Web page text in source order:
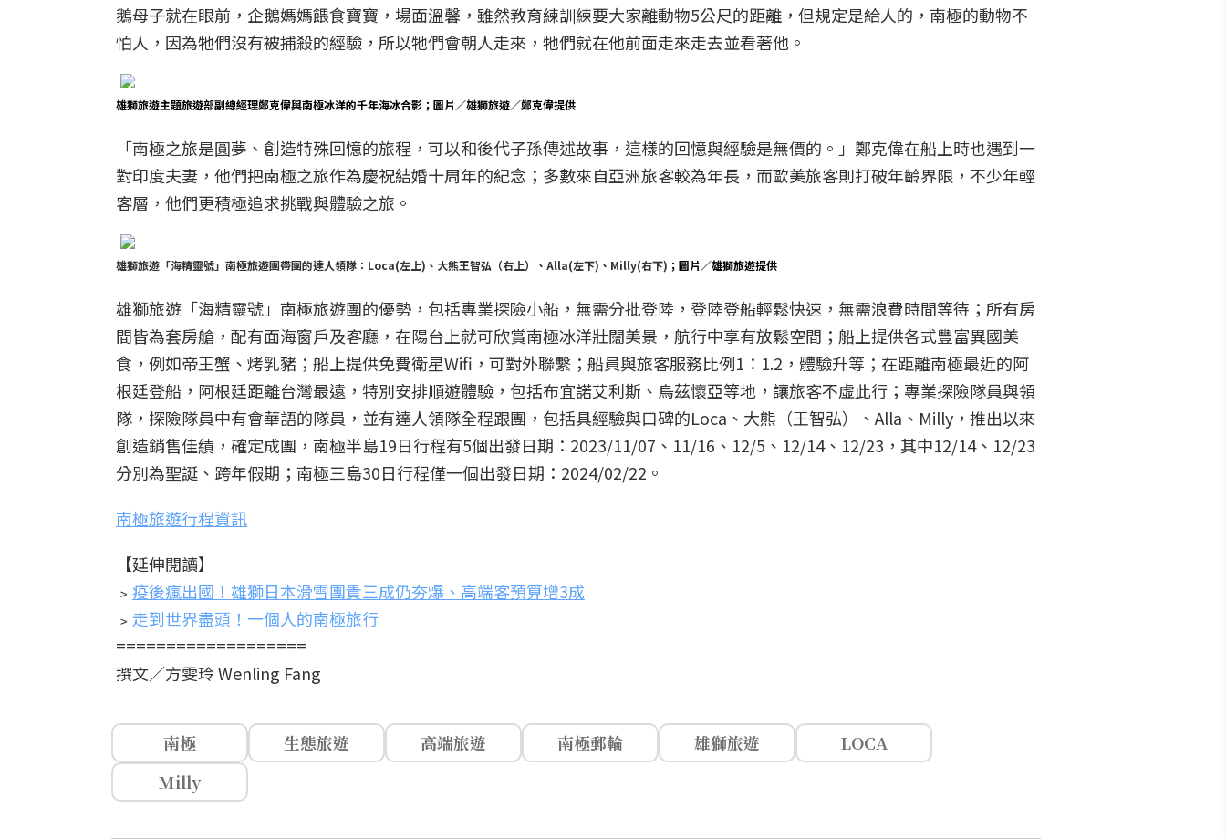
鵝母子就在眼前，企鵝媽媽餵食寶寶，場面溫馨，雖然教育練訓練要大家離動物5公尺的距離，但規定是給人的，南極的動物不
怕人，因為牠們沒有被捕殺的經驗，所以牠們會朝人走來，牠們就在他前面走來走去並看著他。
雄獅旅遊主題旅遊部副總經理鄭克偉與南極冰洋的千年海冰合影；圖片／雄獅旅遊／鄭克偉提供
「南極之旅是圓夢、創造特殊回憶的旅程，可以和後代子孫傳述故事，這樣的回憶與經驗是無價的。」鄭克偉在船上時也遇到一
對印度夫妻，他們把南極之旅作為慶祝結婚十周年的紀念；多數來自亞洲旅客較為年長，而歐美旅客則打破年齡界限，不少年輕
客層，他們更積極追求挑戰與體驗之旅。
雄獅旅遊「海精靈號」南極旅遊團帶團的達人領隊：Loca(左上)、大熊王智弘（右上）、Alla(左下)、Milly(右下) ；圖片／雄獅旅遊提供
雄獅旅遊「海精靈號」南極旅遊團的優勢，包括專業探險小船，無需分批登陸，登陸登船輕鬆快速，無需浪費時間等待；所有房
間皆為套房艙，配有面海窗戶及客廳，在陽台上就可欣賞南極冰洋壯闊美景，航行中享有放鬆空間；船上提供各式豐富異國美
食，例如帝王蟹、烤乳豬；船上提供免費衛星Wifi，可對外聯繫；船員與旅客服務比例1：1.2，體驗升等；在距離南極最近的阿
根廷登船，阿根廷距離台灣最遠，特別安排順遊體驗，包括布宜諾艾利斯、烏茲懷亞等地，讓旅客不虛此行；專業探險隊員與領
隊，探險隊員中有會華語的隊員，並有達人領隊全程跟團，包括具經驗與口碑的Loca、大熊（王智弘）、Alla、Milly，推出以來
創造銷售佳績，確定成團，南極半島19日行程有5個出發日期：2023/11/07、11/16、12/5、12/14、12/23，其中12/14、12/23
分別為聖誕、跨年假期；南極三島30日行程僅一個出發日期：2024/02/22。
南極旅遊行程資訊
【延伸閱讀】
﹥ 疫後瘋出國！雄獅日本滑雪團貴三成仍夯爆、高端客預算增3成
﹥ 走到世界盡頭！一個人的南極旅行
===================
撰文／方雯玲 Wenling Fang
南極 生態旅遊 高端旅遊 南極郵輪 雄獅旅遊
LOCA
Milly